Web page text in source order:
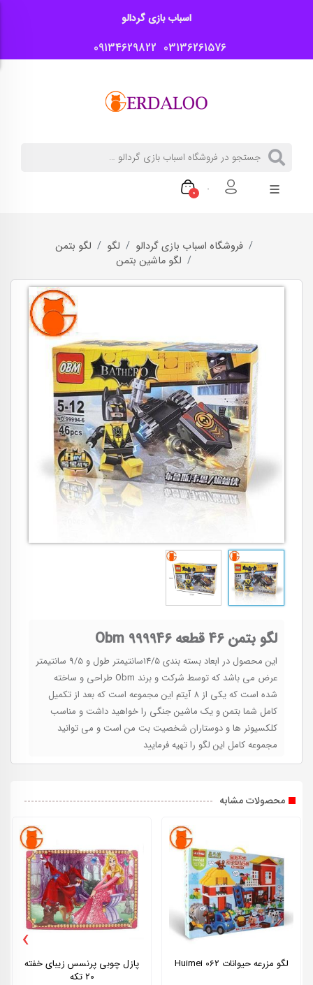
اسباب بازی گردالو
03136261576
09134629822
0
فروشگاه اسباب بازی گردالو لگو
لگو بتمن
لگو ماشین بتمن
لگو بتمن 46 قطعه Obm 999946
این محصول در ابعاد بسته بندی 14/5سانتیمتر طول و 9/5 سانتیمتر
عرض می باشد که توسط شرکت و برند Obm طراحی و ساخته
شده است که یکی از 8 آیتم این مجموعه است که بعد از تکمیل
کامل شما بتمن و یک ماشین جنگی را خواهید داشت و مناسب
کلکسیونر ها و دوستاران شخصیت بت من است و می توانید
مجموعه کامل این لگو را تهیه فرمایید
محصولات مشابه
لگو مزرعه حیوانات 062 Huimei
پازل چوبی پرنسس زیبای خفته
20 تکه
›